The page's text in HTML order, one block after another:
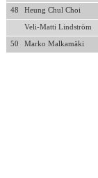
48 Heung Chul Choi
Veli-Matti Lindström
50 Marko Malkamäki